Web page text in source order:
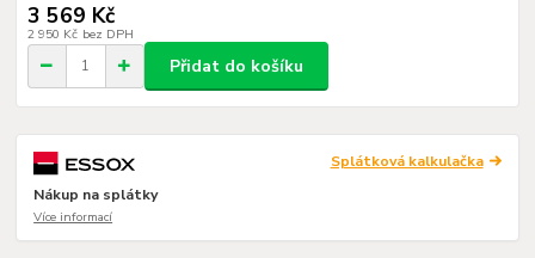
3 569 Kč
2 950 Kč bez DPH
Přidat do košíku
Splátková kalkulačka
Nákup na splátky
Více informací